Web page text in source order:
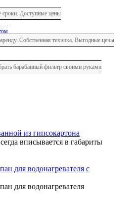
сроки. Доступные цены
Собственная техника. Выгодные цены
барабанный фильтр своими руками
из гипсокартона
вписывается в габариты
для водонагревателя с
для водонагревателя